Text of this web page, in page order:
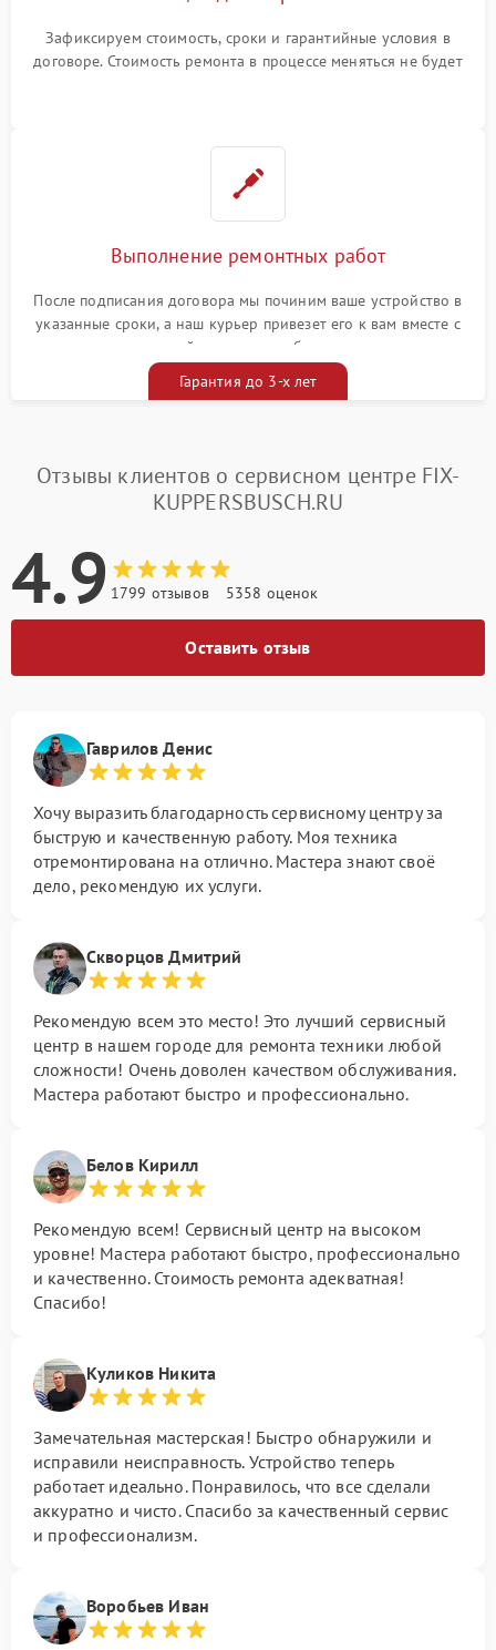
Зафиксируем стоимость, сроки и гарантийные условия в
договоре. Стоимость ремонта в процессе меняться не будет
Выполнение ремонтных работ
После подписания договора мы починим ваше устройство в
указанные сроки, а наш курьер привезет его к вам вместе с
гарантийным талоном бесплатно
Гарантия до 3-х лет
Отзывы клиентов о сервисном центре FIX-
KUPPERSBUSCH.RU
4.9 1799 отзывов 5358 оценок
Оставить отзыв
Гаврилов Денис
Хочу выразить благодарность сервисному центру за
быструю и качественную работу. Моя техника
отремонтирована на отлично. Мастера знают своё
дело, рекомендую их услуги.
Скворцов Дмитрий
Рекомендую всем это место! Это лучший сервисный
центр в нашем городе для ремонта техники любой
сложности! Очень доволен качеством обслуживания.
Мастера работают быстро и профессионально.
Белов Кирилл
Рекомендую всем! Сервисный центр на высоком
уровне! Мастера работают быстро, профессионально
и качественно. Стоимость ремонта адекватная!
Спасибо!
Куликов Никита
Замечательная мастерская! Быстро обнаружили и
исправили неисправность. Устройство теперь
работает идеально. Понравилось, что все сделали
аккуратно и чисто. Спасибо за качественный сервис
и профессионализм.
Воробьев Иван